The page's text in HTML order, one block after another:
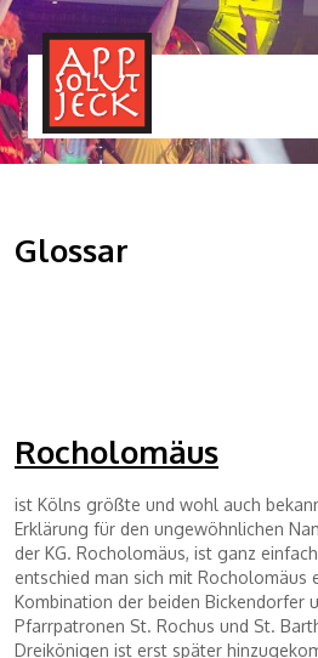
Glossar
Rocholomäus
ist Kölns größte und wohl auch
Erklärung für den ungewöhnlichen
der KG. Rocholomäus, ist ganz
entschied man sich mit Rocholomäus
Kombination der beiden Bickendorfer
Pfarrpatronen St. Rochus und St.
Dreikönigen ist erst später